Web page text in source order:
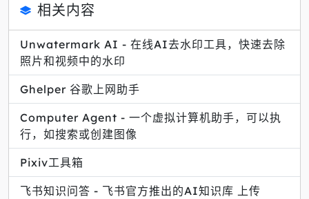
相关内容
Unwatermark AI - 在线AI去水印工具，快速去除
照片和视频中的水印
Ghelper 谷歌上网助手
Computer Agent - 一个虚拟计算机助手，可以执
行，如搜索或创建图像
Pixiv工具箱
飞书知识问答 - 飞书官方推出的AI知识库 上传